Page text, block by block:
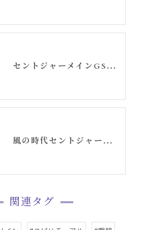
セントジャーメインGSVFメディテーション開催お知らせ
風の時代セントジャーメイン・メディテーションお知らせ
関連タグ